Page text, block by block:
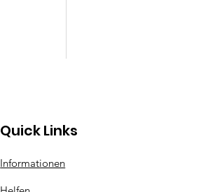
Quick Links
Informationen